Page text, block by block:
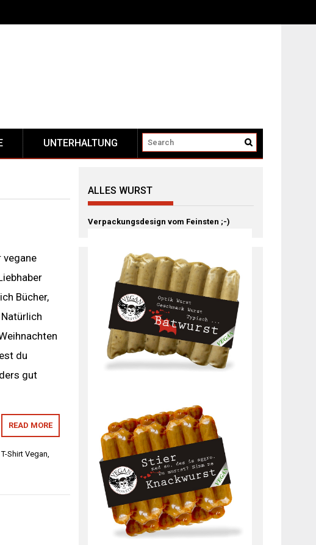
UNTERHALTUNG
vegane
Bücher,
du
gut
READ MORE
T-Shirt Vegan,
ALLES WURST
Verpackungsdesign vom Feinsten ;-)